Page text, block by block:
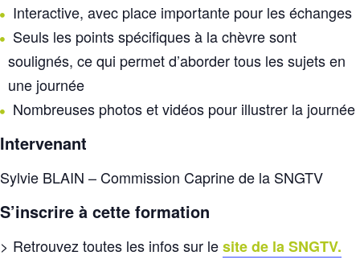
Interactive, avec place importante pour les échanges
Seuls les points spécifiques à la chèvre sont
soulignés, ce qui permet d’aborder tous les sujets en
une journée
Nombreuses photos et vidéos pour illustrer la journée
Intervenant
Sylvie BLAIN – Commission Caprine de la SNGTV
S’inscrire à cette formation
> Retrouvez toutes les infos sur lesite de la SNGTV.